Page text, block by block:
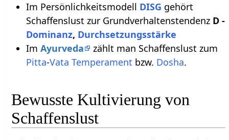
Im Persönlichkeitsmodell DISG gehört
Schaffenslust zur Grundverhaltenstendenz D -
Dominanz, Durchsetzungsstärke
Im Ayurveda
zählt man Schaffenslust zum
Pitta-Vata Temperament bzw. Dosha.
Bewusste Kultivierung von
Schaffenslust